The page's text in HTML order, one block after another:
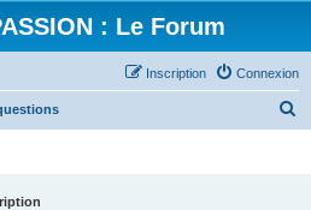
: Le Forum
Connexion
Inscription